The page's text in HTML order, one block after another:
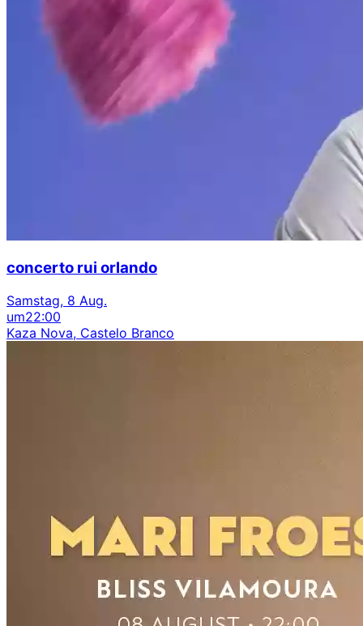
concerto rui orlando
Samstag, 8 Aug.
um22:00
Kaza Nova, Castelo Branco